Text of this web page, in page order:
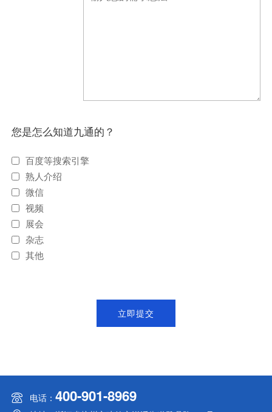
您是怎么知道九通的？
百度等搜索引擎
熟人介绍
微信
视频
展会
杂志
其他
电话： 400-901-8969